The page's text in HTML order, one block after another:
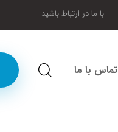
با ما در ارتباط باشید
تماس با ما